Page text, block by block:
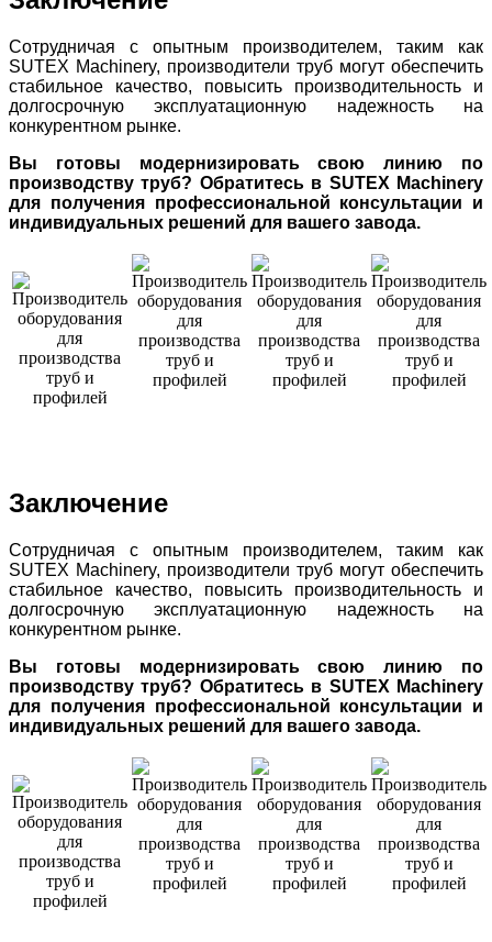
Сотрудничая с опытным производителем, таким как
SUTEX Machinery, производители труб могут обеспечить
стабильное качество, повысить производительность и
долгосрочную эксплуатационную надежность на
конкурентном рынке.
Вы готовы модернизировать свою линию по
производству труб? Обратитесь в SUTEX Machinery
для получения профессиональной консультации и
индивидуальных решений для вашего завода.
Заключение
Сотрудничая с опытным производителем, таким как
SUTEX Machinery, производители труб могут обеспечить
стабильное качество, повысить производительность и
долгосрочную эксплуатационную надежность на
конкурентном рынке.
Вы готовы модернизировать свою линию по
производству труб? Обратитесь в SUTEX Machinery
для получения профессиональной консультации и
индивидуальных решений для вашего завода.